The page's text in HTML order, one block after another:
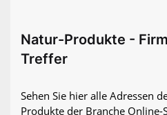
Natur-Produkte -
Treffer
Sehen Sie hier alle Adressen
Produkte der Branche Online-